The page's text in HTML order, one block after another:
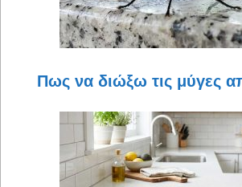
Πως να διώξω τις μύγες